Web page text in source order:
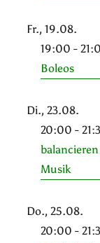
Fr., 19.08.
19:00 -
Boleos
Di., 23.08.
20:00 -
Musik
Do., 25.08.
20:00 -